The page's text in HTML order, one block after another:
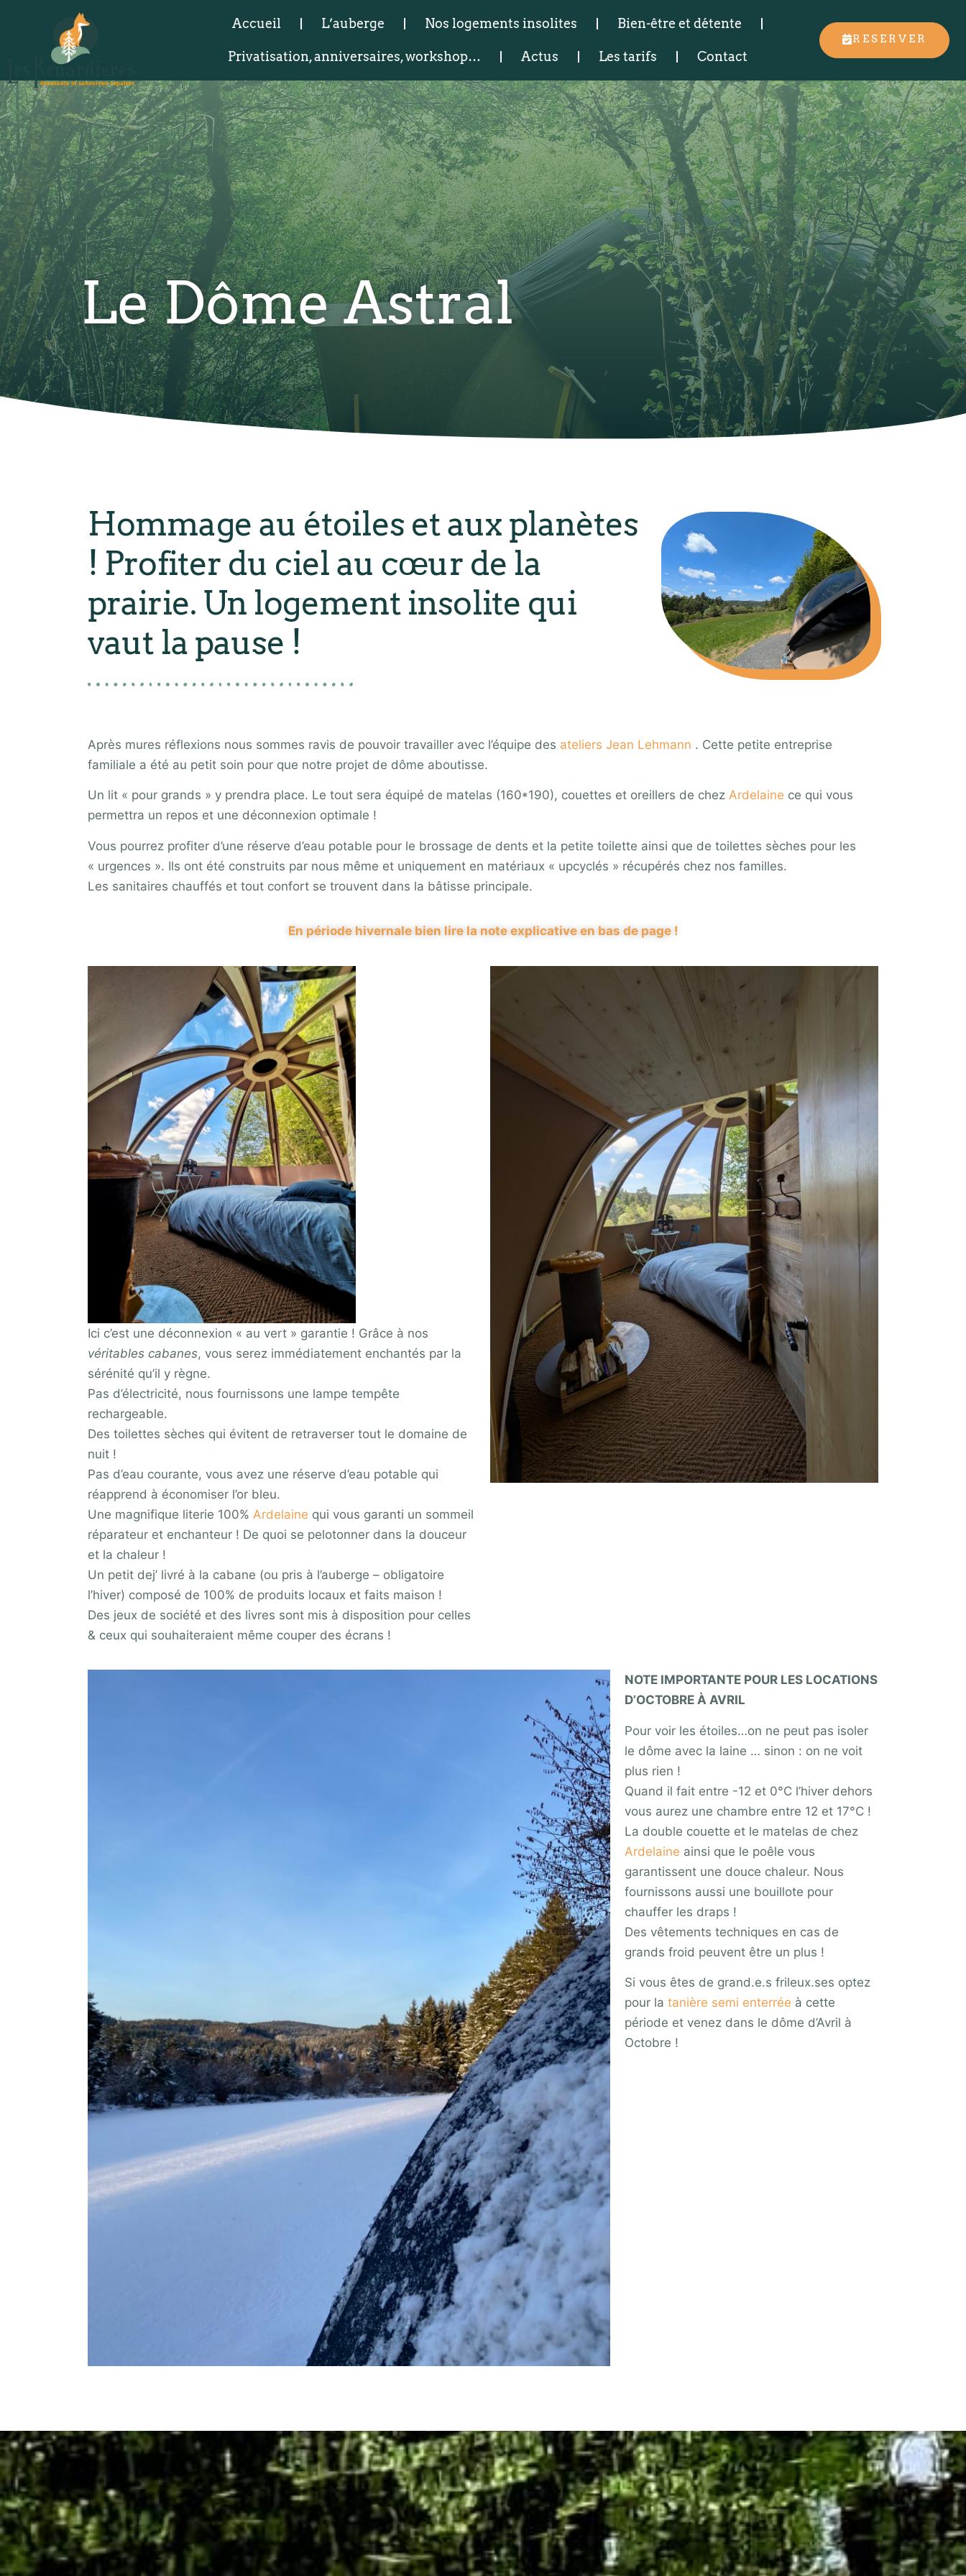
Accueil L’auberge Nos logements insolites Bien-être et détente
Privatisation, anniversaires, workshop… Actus Les tarifs Contact
RESERVER
Le Dôme Astral
Hommage au étoiles et aux planètes
! Profiter du ciel au cœur de la
prairie. Un logement insolite qui
vaut la pause !
Après mures réflexions nous sommes ravis de pouvoir travailler avec l’équipe des ateliers Jean Lehmann . Cette petite entreprise
familiale a été au petit soin pour que notre projet de dôme aboutisse.
Un lit « pour grands » y prendra place. Le tout sera équipé de matelas (160*190), couettes et oreillers de chez Ardelaine ce qui vous
permettra un repos et une déconnexion optimale !
Vous pourrez profiter d’une réserve d’eau potable pour le brossage de dents et la petite toilette ainsi que de toilettes sèches pour les
« urgences ». Ils ont été construits par nous même et uniquement en matériaux « upcyclés » récupérés chez nos familles.
Les sanitaires chauffés et tout confort se trouvent dans la bâtisse principale.
En période hivernale bien lire la note explicative en bas de page !
Ici c’est une déconnexion « au vert » garantie ! Grâce à nos
véritables cabanes, vous serez immédiatement enchantés par la
sérénité qu’il y règne.
Pas d’électricité, nous fournissons une lampe tempête
rechargeable.
Des toilettes sèches qui évitent de retraverser tout le domaine de
nuit !
Pas d’eau courante, vous avez une réserve d’eau potable qui
réapprend à économiser l’or bleu.
Une magnifique literie 100% Ardelaine qui vous garanti un sommeil
réparateur et enchanteur ! De quoi se pelotonner dans la douceur
et la chaleur !
Un petit dej’ livré à la cabane (ou pris à l’auberge – obligatoire
l’hiver) composé de 100% de produits locaux et faits maison !
Des jeux de société et des livres sont mis à disposition pour celles
& ceux qui souhaiteraient même couper des écrans !
NOTE IMPORTANTE POUR LES LOCATIONS
D’OCTOBRE À AVRIL
Pour voir les étoiles…on ne peut pas isoler
le dôme avec la laine … sinon : on ne voit
plus rien !
Quand il fait entre -12 et 0°C l’hiver dehors
vous aurez une chambre entre 12 et 17°C !
La double couette et le matelas de chez
Ardelaine ainsi que le poêle vous
garantissent une douce chaleur. Nous
fournissons aussi une bouillote pour
chauffer les draps !
Des vêtements techniques en cas de
grands froid peuvent être un plus !
Si vous êtes de grand.e.s frileux.ses optez
pour la tanière semi enterrée à cette
période et venez dans le dôme d’Avril à
Octobre !